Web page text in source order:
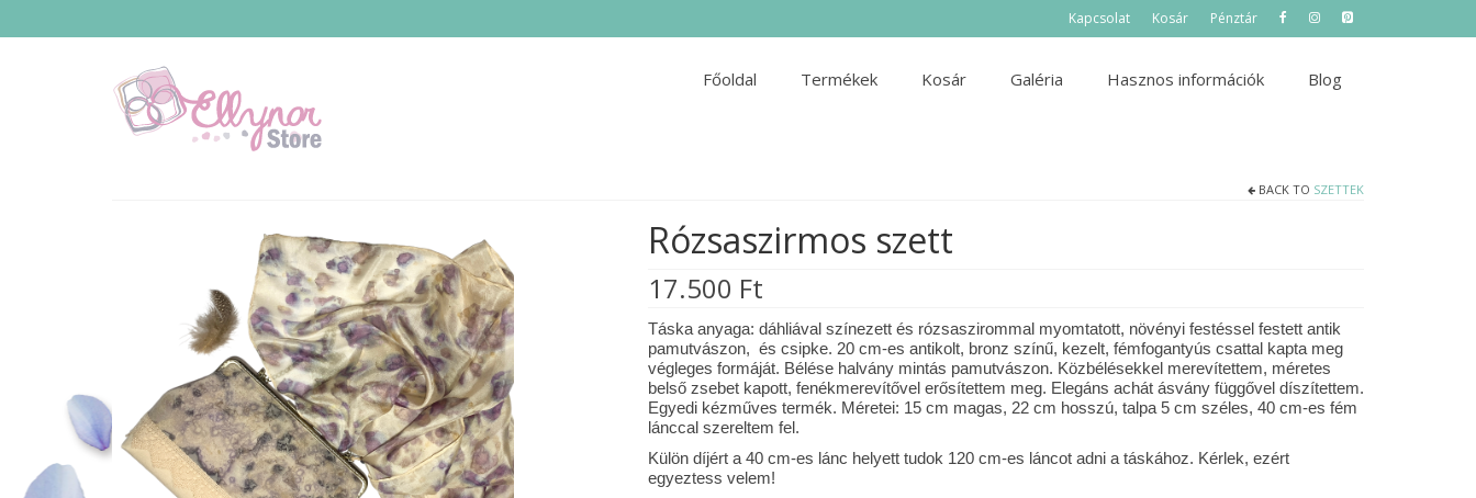
Kapcsolat Kosár Pénztár
Főoldal Termékek Kosár Galéria Hasznos információk Blog
BACK TO SZETTEK
Rózsaszirmos szett
17.500 Ft
Táska anyaga: dáhliával színezett és rózsaszirommal myomtatott, növényi festéssel festett antik
pamutvászon, és csipke. 20 cm-es antikolt, bronz színű, kezelt, fémfogantyús csattal kapta meg
végleges formáját. Bélése halvány mintás pamutvászon. Közbélésekkel merevítettem, méretes
belső zsebet kapott, fenékmerevítővel erősítettem meg. Elegáns achát ásvány függővel díszítettem.
Egyedi kézműves termék. Méretei: 15 cm magas, 22 cm hosszú, talpa 5 cm széles, 40 cm-es fém
lánccal szereltem fel.
Külön díjért a 40 cm-es lánc helyett tudok 120 cm-es láncot adni a táskához. Kérlek, ezért
egyeztess velem!